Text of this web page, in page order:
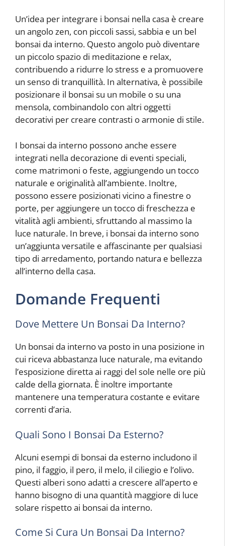
Un’idea per integrare i bonsai nella casa è creare
un angolo zen, con piccoli sassi, sabbia e un bel
bonsai da interno. Questo angolo può diventare
un piccolo spazio di meditazione e relax,
contribuendo a ridurre lo stress e a promuovere
un senso di tranquillità. In alternativa, è possibile
posizionare il bonsai su un mobile o su una
mensola, combinandolo con altri oggetti
decorativi per creare contrasti o armonie di stile.
I bonsai da interno possono anche essere
integrati nella decorazione di eventi speciali,
come matrimoni o feste, aggiungendo un tocco
naturale e originalità all’ambiente. Inoltre,
possono essere posizionati vicino a finestre o
porte, per aggiungere un tocco di freschezza e
vitalità agli ambienti, sfruttando al massimo la
luce naturale. In breve, i bonsai da interno sono
un’aggiunta versatile e affascinante per qualsiasi
tipo di arredamento, portando natura e bellezza
all’interno della casa.
Domande Frequenti
Dove Mettere Un Bonsai Da Interno?
Un bonsai da interno va posto in una posizione in
cui riceva abbastanza luce naturale, ma evitando
l’esposizione diretta ai raggi del sole nelle ore più
calde della giornata. È inoltre importante
mantenere una temperatura costante e evitare
correnti d’aria.
Quali Sono I Bonsai Da Esterno?
Alcuni esempi di bonsai da esterno includono il
pino, il faggio, il pero, il melo, il ciliegio e l’olivo.
Questi alberi sono adatti a crescere all’aperto e
hanno bisogno di una quantità maggiore di luce
solare rispetto ai bonsai da interno.
Come Si Cura Un Bonsai Da Interno?